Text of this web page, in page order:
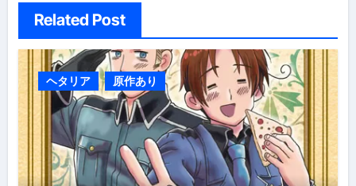
Related Post
ヘタリア 原作あり